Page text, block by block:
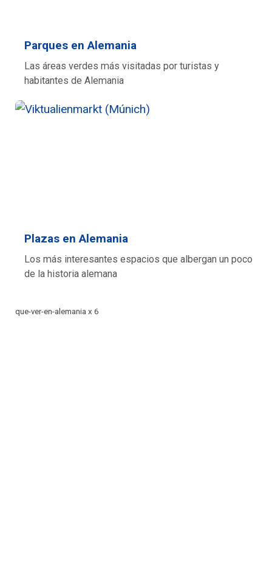
Parques en Alemania
Las áreas verdes más visitadas por turistas y
habitantes de Alemania
Plazas en Alemania
Los más interesantes espacios que albergan un poco
de la historia alemana
que-ver-en-alemania x 6